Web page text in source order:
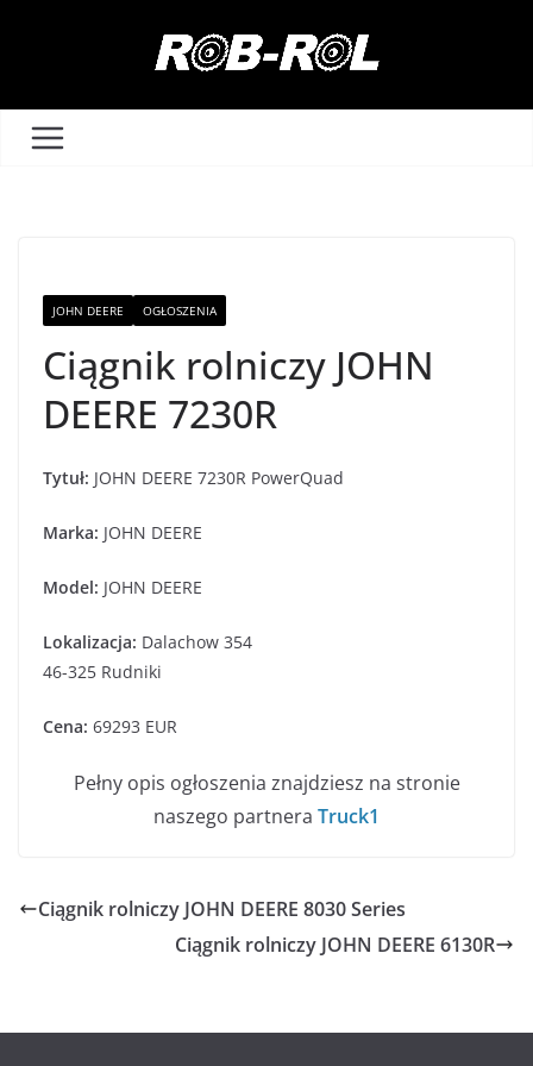
JOHN DEERE OGŁOSZENIA
Ciągnik rolniczy JOHN
DEERE 7230R
Tytuł: JOHN DEERE 7230R PowerQuad
Marka: JOHN DEERE
Model: JOHN DEERE
Lokalizacja: Dalachow 354
46-325 Rudniki
Cena: 69293 EUR
Pełny opis ogłoszenia znajdziesz na stronie
naszego partnera Truck1
Ciągnik rolniczy JOHN DEERE 8030 Series
Ciągnik rolniczy JOHN DEERE 6130R